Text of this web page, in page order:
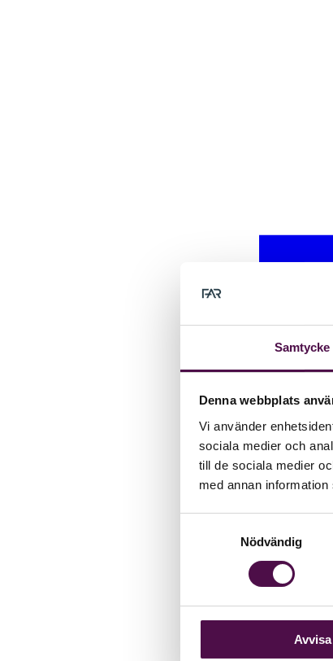
Samtycke
Denna webbplats
Vi använder
sociala medier och
till de sociala medier
med annan
Nödvändig
Avvisa